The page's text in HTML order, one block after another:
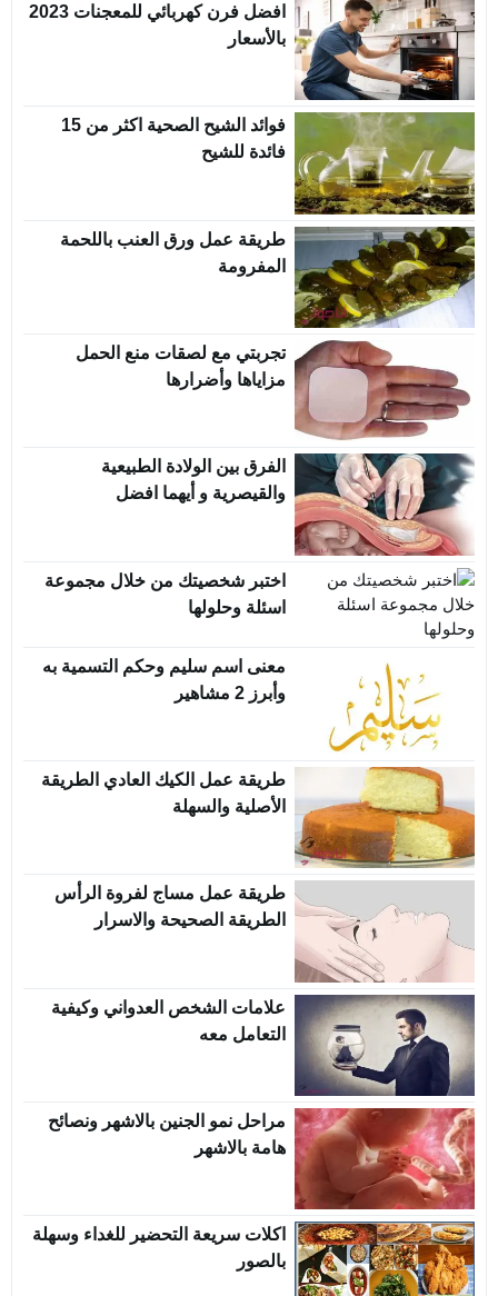
افضل فرن كهربائي للمعجنات 2023
بالأسعار
فوائد الشيح الصحية اكثر من 15
فائدة للشيح
طريقة عمل ورق العنب باللحمة
المفرومة
تجربتي مع لصقات منع الحمل
مزاياها وأضرارها
الفرق بين الولادة الطبيعية
والقيصرية و أيهما افضل
اختبر شخصيتك من خلال مجموعة
اسئلة وحلولها
معنى اسم سليم وحكم التسمية به
وأبرز 2 مشاهير
طريقة عمل الكيك العادي الطريقة
الأصلية والسهلة
طريقة عمل مساج لفروة الرأس
الطريقة الصحيحة والاسرار
علامات الشخص العدواني وكيفية
التعامل معه
مراحل نمو الجنين بالاشهر ونصائح
هامة بالاشهر
اكلات سريعة التحضير للغداء وسهلة
بالصور